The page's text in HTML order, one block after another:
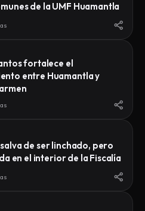
de la UMF Huamantla
fortalece el
entre Huamantla y
de ser linchado, pero
en el interior de la Fiscalía